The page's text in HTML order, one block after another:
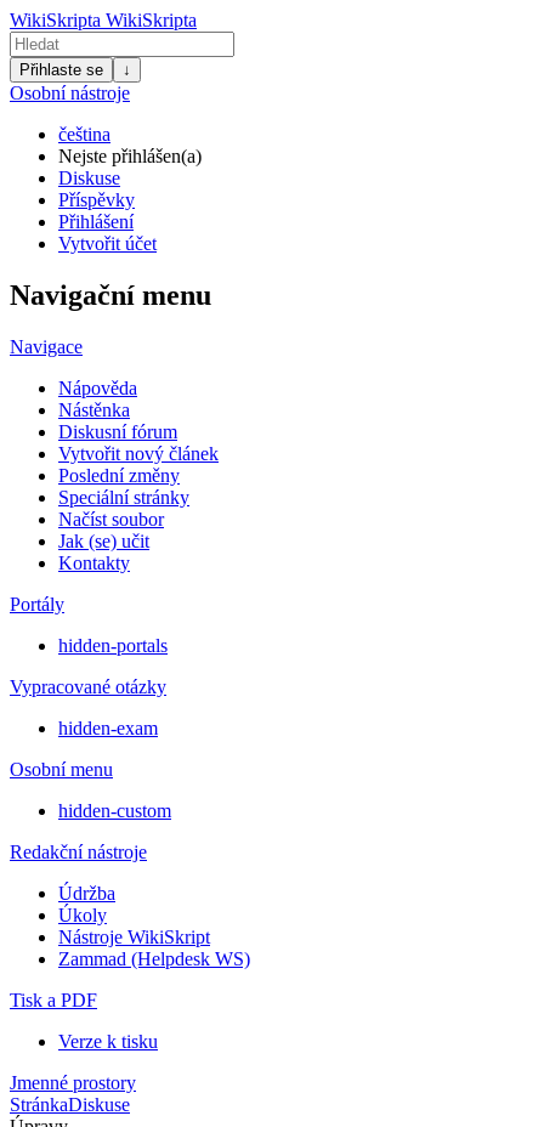
WikiSkripta WikiSkripta
Přihlaste se ↓
Osobní nástroje
čeština
Nejste přihlášen(a)
Diskuse
Příspěvky
Přihlášení
Vytvořit účet
Navigační menu
Navigace
Nápověda
Nástěnka
Diskusní fórum
Vytvořit nový článek
Poslední změny
Speciální stránky
Načíst soubor
Jak (se) učit
Kontakty
Portály
hidden-portals
Vypracované otázky
hidden-exam
Osobní menu
hidden-custom
Redakční nástroje
Údržba
Úkoly
Nástroje WikiSkript
Zammad (Helpdesk WS)
Tisk a PDF
Verze k tisku
Jmenné prostory
StránkaDiskuse